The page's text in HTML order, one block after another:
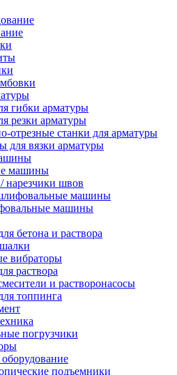
гибки арматуры
резки арматуры
отрезные станки для арматуры
для вязки арматуры
машины
нарезчики швов
машины
машины
бетона и раствора
вибраторы
раствора
и растворонасосы
топпинга
погрузчики
подъемники